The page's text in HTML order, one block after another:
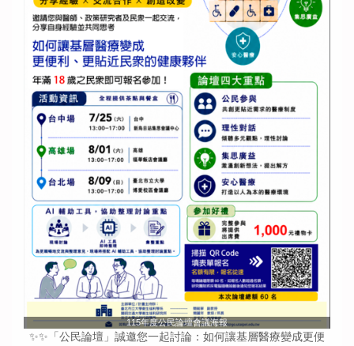
115年度公民論壇會議海報
✨✨「公民論壇」誠邀您一起討論：如何讓基層醫療變成更便